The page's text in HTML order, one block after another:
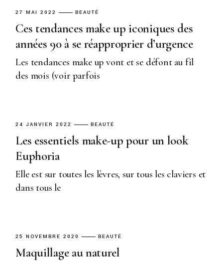
27 MAI 2022 BEAUTÉ
Ces tendances make up iconiques des
années 90 à se réapproprier d’urgence
Les tendances make up vont et se défont au fil
des mois (voir parfois
24 JANVIER 2022 BEAUTÉ
Les essentiels make-up pour un look
Euphoria
Elle est sur toutes les lèvres, sur tous les claviers et
dans tous le
25 NOVEMBRE 2020 BEAUTÉ
Maquillage au naturel